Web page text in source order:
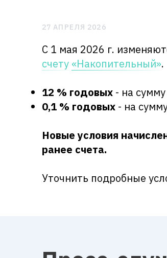
27 АПРЕЛЯ 2026
С 1 мая 2026 г.
счету «Накопительный».
12 % годовых - на
0,1 % годовых - на
Новые условия
ранее счета.
Уточнить подробные